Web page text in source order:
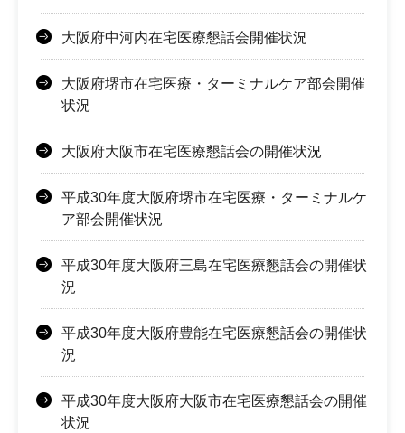
大阪府中河内在宅医療懇話会開催状況
大阪府堺市在宅医療・ターミナルケア部会開催
状況
大阪府大阪市在宅医療懇話会の開催状況
平成30年度大阪府堺市在宅医療・ターミナルケ
ア部会開催状況
平成30年度大阪府三島在宅医療懇話会の開催状
況
平成30年度大阪府豊能在宅医療懇話会の開催状
況
平成30年度大阪府大阪市在宅医療懇話会の開催
状況